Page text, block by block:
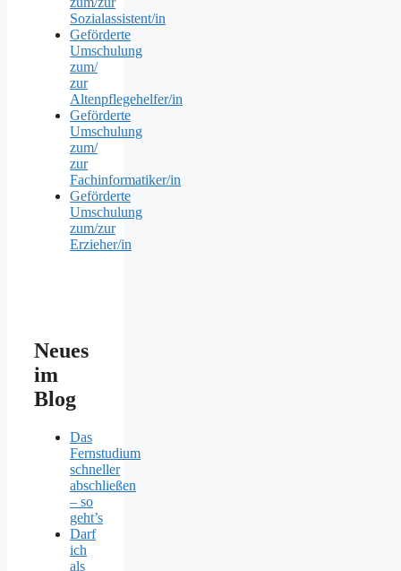
Sozialassistent/in
Geförderte
Umschulung
zum/
zur
Altenpflegehelfer/in
Geförderte
Umschulung
zum/
zur
Fachinformatiker/in
Geförderte
Umschulung
zum/zur
Erzieher/in
Neues
im
Blog
Das
Fernstudium
schneller
abschließen
– so
geht’s
Darf
ich
als